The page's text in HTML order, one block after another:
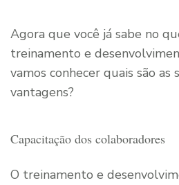
Agora que você já sabe no
treinamento e
vamos conhecer quais são as
vantagens?
Capacitação dos colaboradores
O treinamento e